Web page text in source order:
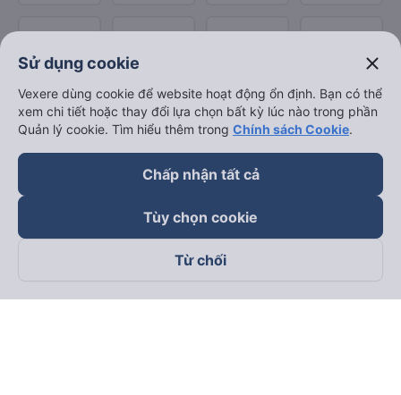
Theo dõi chúng tôi trên
Sử dụng cookie close
Vexere dùng cookie để website hoạt động ổn định. Bạn có thể
xem chi tiết hoặc thay đổi lựa chọn bất kỳ lúc nào trong phần
Quản lý cookie. Tìm hiểu thêm trong Chính sách Cookie.
Chấp nhận tất cả
Tùy chọn cookie
Từ chối